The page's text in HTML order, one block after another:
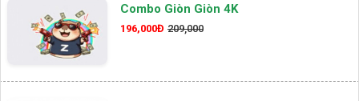
Combo Giòn Giòn 4K
196,000Đ 209,000